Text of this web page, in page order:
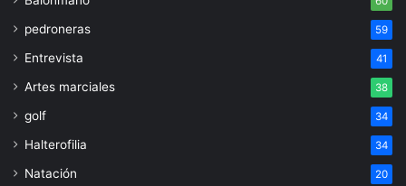
pedroneras 59
Entrevista 41
Artes marciales 38
golf 34
Halterofilia 34
Natación 20